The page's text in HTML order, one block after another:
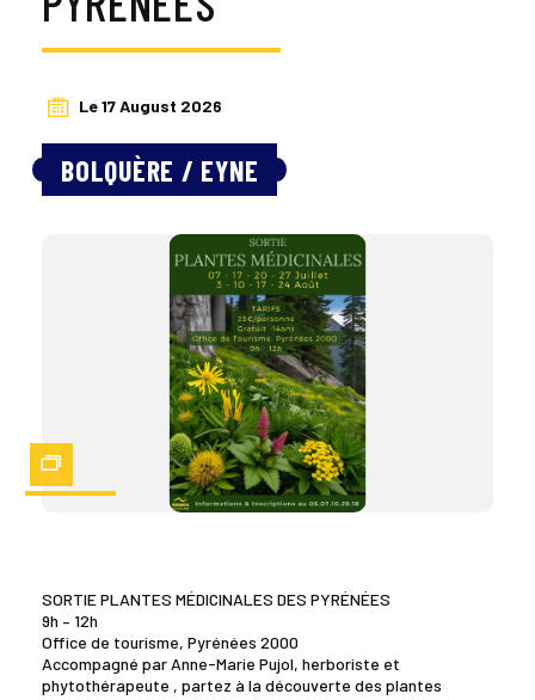
Le 17 August 2026
BOLQUÈRE / EYNE
Zoom
SORTIE PLANTES MÉDICINALES DES PYRÉNÉES
9h – 12h
Office de tourisme, Pyrénées 2000
Accompagné par Anne-Marie Pujol, herboriste et
phytothérapeute , partez à la découverte des plantes